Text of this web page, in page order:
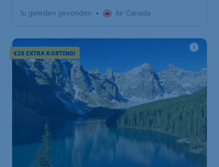
1u geleden gevonden • Air Canada
€25 EXTRA KORTING!
Canada
Calgary
732*
vanaf